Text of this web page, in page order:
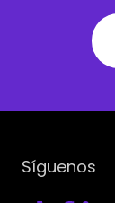
Síguenos